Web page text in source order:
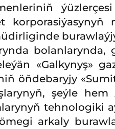
«Galkynyş»
öňdebaryjy
şeýle
tehnologiki
arkaly